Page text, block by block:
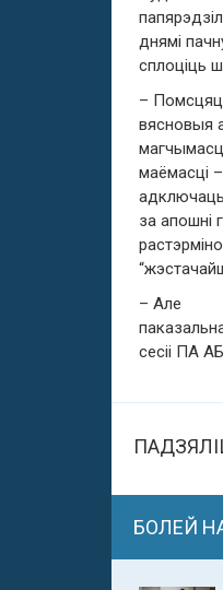
днямі
сплоціць
–
вясновыя
маёмасці
за апошні
– Але
сесіі ПА
БОЛЕЙ